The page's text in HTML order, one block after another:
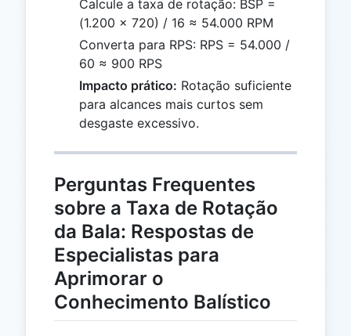
Calcule a taxa de rotação: BSP =
(1.200 × 720) / 16 ≈ 54.000 RPM
Converta para RPS: RPS = 54.000 /
60 ≈ 900 RPS
Impacto prático: Rotação suficiente
para alcances mais curtos sem
desgaste excessivo.
Perguntas Frequentes
sobre a Taxa de Rotação
da Bala: Respostas de
Especialistas para
Aprimorar o
Conhecimento Balístico